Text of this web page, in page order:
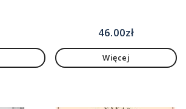
46.00zł
Więcej